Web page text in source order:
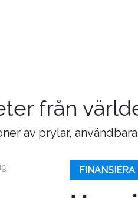
från
av prylar,
FINANSIERA